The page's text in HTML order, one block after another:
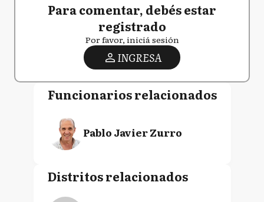
Para comentar, debés estar
registrado
Por favor, iniciá sesión
INGRESA
Funcionarios relacionados
Pablo Javier Zurro
Distritos relacionados